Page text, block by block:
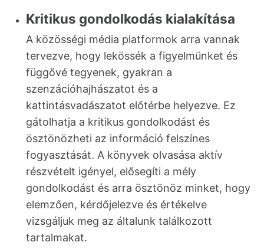
Kritikus gondolkodás kialakítása
A közösségi média platformok arra vannak
tervezve, hogy lekössék a figyelmünket és
függővé tegyenek, gyakran a
szenzációhajhászatot és a
kattintásvadászatot előtérbe helyezve. Ez
gátolhatja a kritikus gondolkodást és
ösztönözheti az információ felszínes
fogyasztását. A könyvek olvasása aktív
részvételt igényel, elősegíti a mély
gondolkodást és arra ösztönöz minket, hogy
elemzően, kérdőjelezve és értékelve
vizsgáljuk meg az általunk találkozott
tartalmakat.